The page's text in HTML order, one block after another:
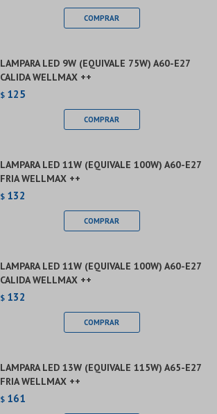
LAMPARA LED 9W (EQUIVALE 75W) A60-E27
CALIDA WELLMAX ++
$ 125
LAMPARA LED 11W (EQUIVALE 100W) A60-E27
FRIA WELLMAX ++
$ 132
LAMPARA LED 11W (EQUIVALE 100W) A60-E27
CALIDA WELLMAX ++
$ 132
LAMPARA LED 13W (EQUIVALE 115W) A65-E27
FRIA WELLMAX ++
$ 161